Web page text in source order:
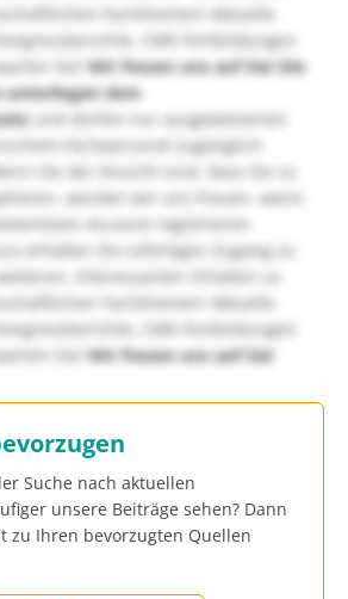
Fachthemen! Aktuelle
CME-Fortbildungen
Sie!Wir freuen uns auf Sie! Die
unterliegen dem
und dürfen nur ausgewiesenen
Fachpersonal zugänglich
Sie der Ansicht sind, dass Sie zu
würden wir uns freuen, wenn
Account registrieren
erhalten Sie sofortigen Zugang zu
interessanten Inhalten zu
Fachthemen! Aktuelle
CME-Fortbildungen
Sie!Wir freuen uns auf Sie!
Suche nach aktuellen
unsere Beiträge sehen? Dann
zu Ihren bevorzugten Quellen